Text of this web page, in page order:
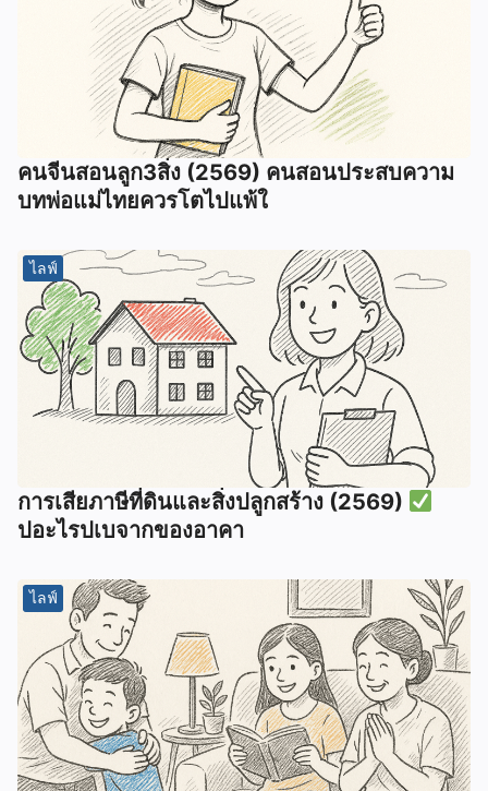
คนจีนสอนลูก3สิ่ง (2569) คนสอนประสบความ
บทพ่อแม่ไทยควรโตไปแพ้ใ
ไลฟ์
การเสียภาษีที่ดินและสิ่งปลูกสร้าง (2569)
ปอะไรปเบจากของอาคา
ไลฟ์